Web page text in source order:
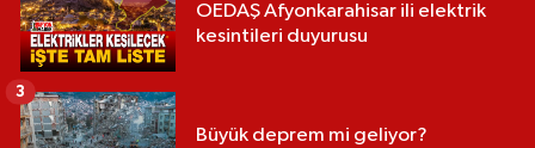
OEDAŞ Afyonkarahisar ili elektrik
kesintileri duyurusu
Büyük deprem mi geliyor?
3